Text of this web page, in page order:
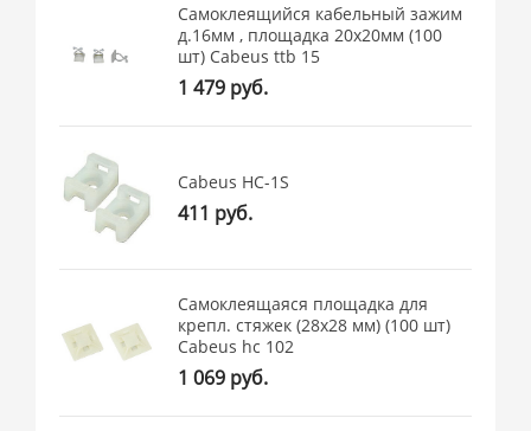
Самоклеящийся кабельный зажим
д.16мм , площадка 20x20мм (100
шт) Cabeus ttb 15
1 479 руб.
Cabeus HC-1S
411 руб.
Самоклеящаяся площадка для
крепл. стяжек (28x28 мм) (100 шт)
Cabeus hc 102
1 069 руб.